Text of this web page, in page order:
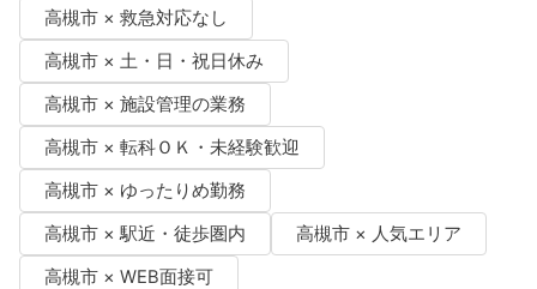
高槻市 × 救急対応なし
高槻市 × 土・日・祝日休み
高槻市 × 施設管理の業務
高槻市 × 転科ＯＫ・未経験歓迎
高槻市 × ゆったりめ勤務
高槻市 × 駅近・徒歩圏内
高槻市 × 人気エリア
高槻市 × WEB面接可